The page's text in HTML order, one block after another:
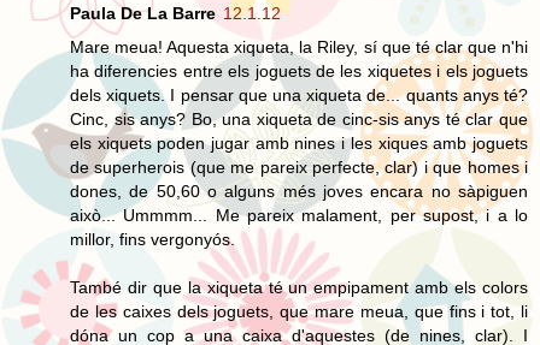
Paula De La Barre 12.1.12
Mare meua! Aquesta xiqueta, la Riley, sí que té clar que n'hi
ha diferencies entre els joguets de les xiquetes i els joguets
dels xiquets. I pensar que una xiqueta de... quants anys té?
Cinc, sis anys? Bo, una xiqueta de cinc-sis anys té clar que
els xiquets poden jugar amb nines i les xiques amb joguets
de superherois (que me pareix perfecte, clar) i que homes i
dones, de 50,60 o alguns més joves encara no sàpiguen
això... Ummmm... Me pareix malament, per supost, i a lo
millor, fins vergonyós.
També dir que la xiqueta té un empipament amb els colors
de les caixes dels joguets, que mare meua, que fins i tot, li
dóna un cop a una caixa d'aquestes (de nines, clar). I